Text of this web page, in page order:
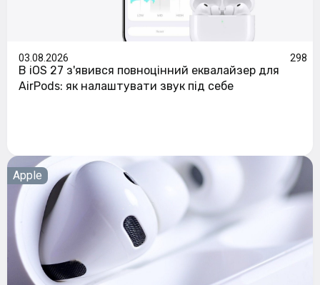
03.08.2026 298
В iOS 27 з'явився повноцінний еквалайзер для
AirPods: як налаштувати звук під себе
Apple